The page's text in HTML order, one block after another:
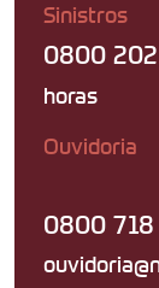
Sinistros
0800
horas
Ouvidoria
0800